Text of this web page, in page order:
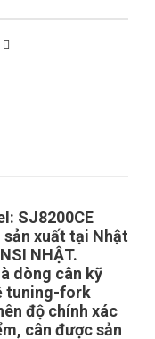
SJ8200CE
sản xuất tại Nhật
NHẬT.
dòng cân kỹ
tuning-fork
độ chính xác
cân được sản